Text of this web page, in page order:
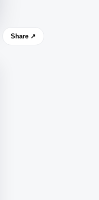
Share ↗